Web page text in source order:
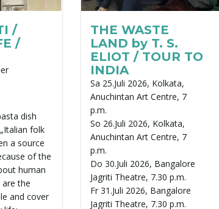
/
/
dish
folk
a source
of the
human
are the
and cover
THE WASTE
LAND by T. S.
ELIOT / TOUR TO
INDIA
Sa 25.Juli 2026, Kolkata,
Anuchintan Art Centre, 7
p.m.
So 26.Juli 2026, Kolkata,
Anuchintan Art Centre, 7
p.m.
Do 30.Juli 2026, Bangalore
Jagriti Theatre, 7.30 p.m.
Fr 31.Juli 2026, Bangalore
Jagriti Theatre, 7.30 p.m.